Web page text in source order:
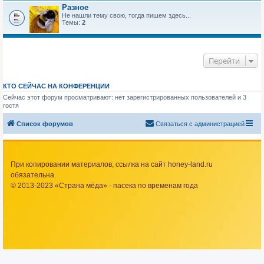
Разное
Не нашли тему свою, тогда пишем здесь...
Темы: 2
Перейти
КТО СЕЙЧАС НА КОНФЕРЕНЦИИ
Сейчас этот форум просматривают: нет зарегистрированных пользователей и 3
гостя
Список форумов Связаться с администрацией
При копировании материалов, ссылка на сайт honey-land.ru
обязательна.
© 2013-2023 «Страна мёда» - пасека по временам года